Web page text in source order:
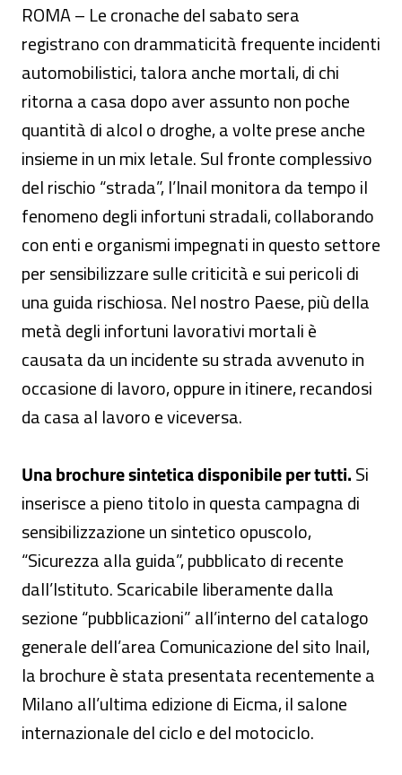
ROMA – Le cronache del sabato sera
registrano con drammaticità frequente incidenti
automobilistici, talora anche mortali, di chi
ritorna a casa dopo aver assunto non poche
quantità di alcol o droghe, a volte prese anche
insieme in un mix letale. Sul fronte complessivo
del rischio “strada”, l’Inail monitora da tempo il
fenomeno degli infortuni stradali, collaborando
con enti e organismi impegnati in questo settore
per sensibilizzare sulle criticità e sui pericoli di
una guida rischiosa. Nel nostro Paese, più della
metà degli infortuni lavorativi mortali è
causata da un incidente su strada avvenuto in
occasione di lavoro, oppure in itinere, recandosi
da casa al lavoro e viceversa.
Una brochure sintetica disponibile per tutti.Si
inserisce a pieno titolo in questa campagna di
sensibilizzazione un sintetico opuscolo,
“Sicurezza alla guida”, pubblicato di recente
dall’Istituto. Scaricabile liberamente dalla
sezione “pubblicazioni” all’interno del catalogo
generale dell’area Comunicazione del sito Inail,
la brochure è stata presentata recentemente a
Milano all’ultima edizione di Eicma, il salone
internazionale del ciclo e del motociclo.